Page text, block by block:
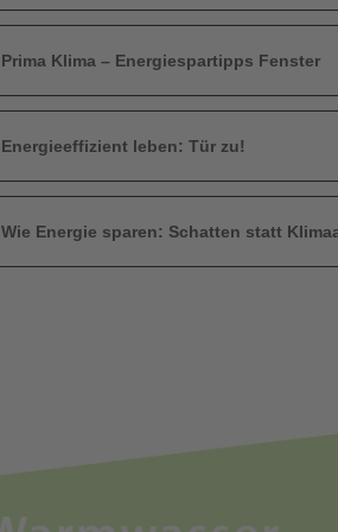
Prima Klima – Energiespartipps Fenster
Energieeffizient leben: Tür zu!
Wie Energie sparen: Schatten statt